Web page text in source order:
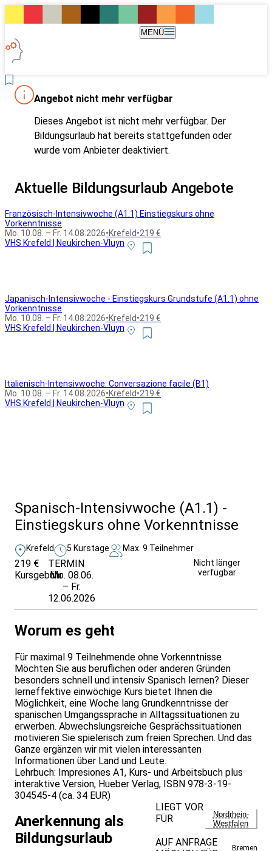
MENÜ
Angebot nicht mehr verfügbar
Dieses Angebot ist nicht mehr verfügbar. Der
Bildungsurlaub hat bereits stattgefunden oder
wurde vom Anbieter deaktiviert.
Aktuelle Bildungsurlaub Angebote
Französisch-Intensivwoche (A1.1) Einstiegskurs ohne
Vorkenntnisse
Mo. 10.08. – Fr. 14.08.2026•Krefeld•219 €
VHS Krefeld | Neukirchen-Vluyn
Japanisch-Intensivwoche - Einstiegskurs Grundstufe (A1.1) ohne
Vorkenntnisse
Mo. 10.08. – Fr. 14.08.2026•Krefeld•219 €
VHS Krefeld | Neukirchen-Vluyn
Italienisch-Intensivwoche: Conversazione facile (B1)
Mo. 10.08. – Fr. 14.08.2026•Krefeld•219 €
VHS Krefeld | Neukirchen-Vluyn
Spanisch-Intensivwoche (A1.1) -
Einstiegskurs ohne Vorkenntnisse
Krefeld 5 Kurstage Max. 9 Teilnehmer
219 €
Kursgebühr
TERMIN
Mo. 08.06.
– Fr.
12.06.2026
Nicht länger
verfügbar
Worum es geht
Für maximal 9 Teilnehmende ohne Vorkenntnisse
Möchten Sie aus beruflichen oder anderen Gründen
besonders schnell und intensiv Spanisch lernen? Dieser
lerneffektive einwöchige Kurs bietet Ihnen die
Möglichkeit, eine Woche lang Grundkenntnisse der
spanischen Umgangssprache in Alltagssituationen zu
erwerben. Abwechslungsreiche Gesprächssituationen
motivieren Sie spielerisch zum freien Sprechen. Und das
Ganze ergänzen wir mit vielen interessanten
Informationen über Land und Leute.
Lehrbuch: Impresiones A1, Kurs- und Arbeitsbuch plus
interaktive Version, Hueber Verlag, ISBN 978-3-19-
304545-4 (ca. 34 EUR)
Anerkennung als
Bildungsurlaub
LIEGT VOR
FÜR
Nordrhein-
Westfalen
AUF ANFRAGE
Bremen